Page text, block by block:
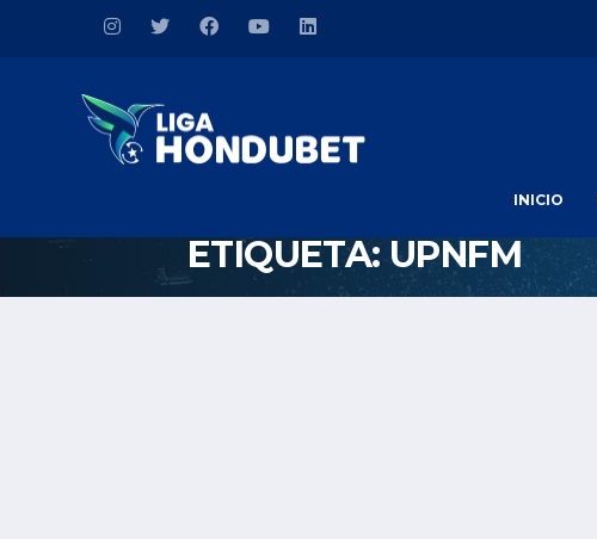
INICIO
ETIQUETA: UPNFM